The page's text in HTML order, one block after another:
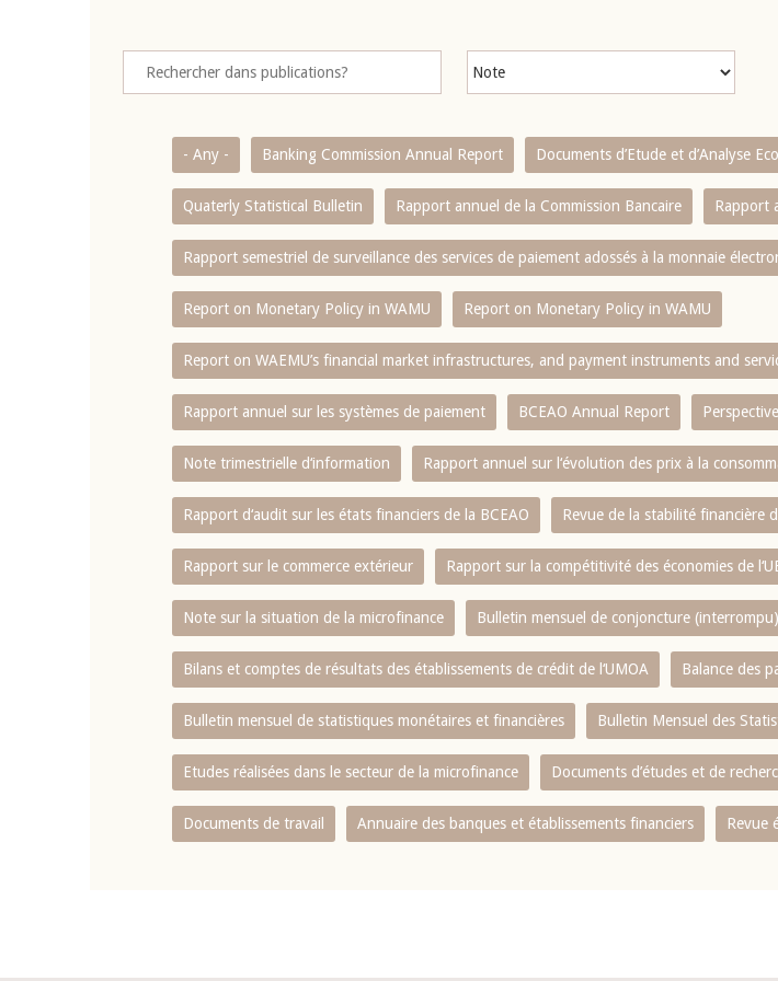
- Any - Banking Commission Annual Report Documents d’Etude et d’Analyse
Quaterly Statistical Bulletin Rapport annuel de la Commission Bancaire Rapport
Rapport semestriel de surveillance des services de paiement adossés à la monnaie
Report on Monetary Policy in WAMU Report on Monetary Policy in WAMU
Report on WAEMU’s financial market infrastructures, and payment instruments and
Rapport annuel sur les systèmes de paiement BCEAO Annual Report
Note trimestrielle d‘information Rapport annuel sur l‘évolution des prix à la
Rapport d‘audit sur les états financiers de la BCEAO Revue de la stabilité financière
Rapport sur le commerce extérieur Rapport sur la compétitivité des économies de
Note sur la situation de la microfinance Bulletin mensuel de conjoncture (interrompu)
Bilans et comptes de résultats des établissements de crédit de l‘UMOA Balance des
Bulletin mensuel de statistiques monétaires et financières Bulletin Mensuel des
Etudes réalisées dans le secteur de la microfinance Documents d’études et de
Documents de travail Annuaire des banques et établissements financiers Revue